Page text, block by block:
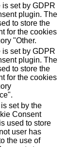
set by GDPR
plugin. The
to store the
for the cookies
"Other.
set by GDPR
plugin. The
to store the
for the cookies
set by the
Consent
used to store
user has
the use of